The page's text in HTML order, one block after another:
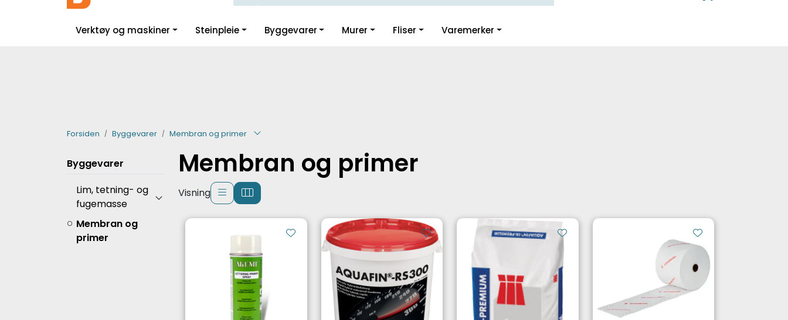
Skip to main content
Klikk og hent i Oslo
Verktøy og maskiner Steinpleie Byggevarer Murer Fliser Varemerker
Forsiden Byggevarer Membran og primer
Membran og primer
Byggevarer
Lim, tetning- og
fugemasse
Membran og
primer
Visning